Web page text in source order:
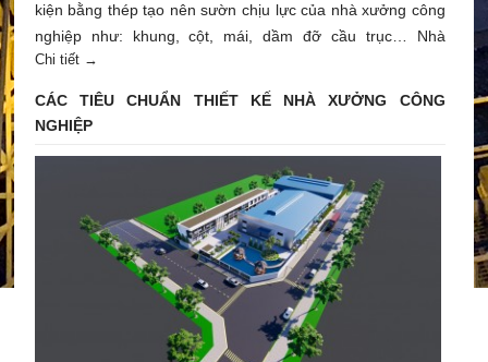
kiện bằng thép tạo nên sườn chịu lực của nhà xưởng công
nghiệp như: khung, cột, mái, dầm đỡ cầu trục… Nhà
xưởng công nghiệp, trong đó tiến hành các quá trình sản
xuất, có những đặc điểm riêng, khác với nhà dân dụng
thông thường. Loại nhà xưởng phổ biến nhất là nhà xưởng
thường rộng, chiều cao lớn và có cẩu trục hoạt động.
Chi tiết →
CÁC TIÊU CHUẨN THIẾT KẾ NHÀ XƯỞNG CÔNG
NGHIỆP